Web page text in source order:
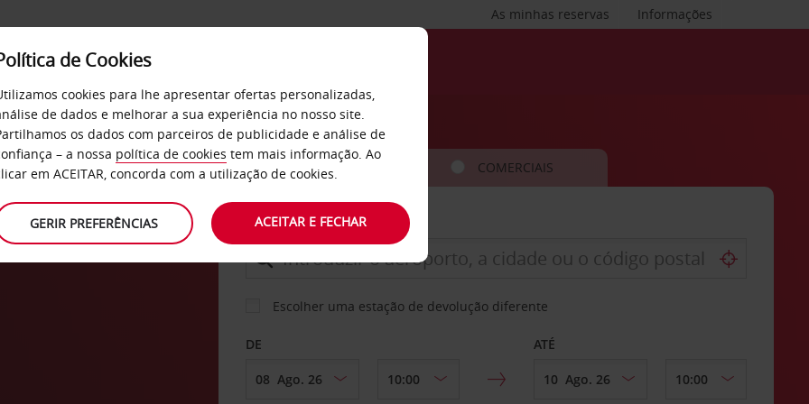
Informações
As minhas reservas
SERVIÇOS EMPRESAS
CARRO COMERCIAIS
LEVANTAR EM
Escolher uma estação de devolução diferente
DE ATÉ
de Cookies
cookies para lhe apresentar ofertas personalizadas,
de dados e melhorar a sua experiência no nosso site.
os dados com parceiros de publicidade e análise de
– a nossa política de cookies tem mais informação. Ao
em ACEITAR, concorda com a utilização de cookies.
GERIR PREFERÊNCIAS ACEITAR E FECHAR